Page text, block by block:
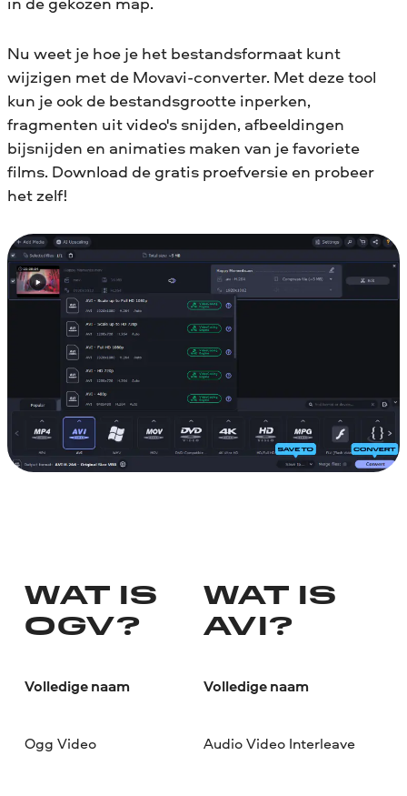
Nu weet je hoe je het bestandsformaat kunt
wijzigen met de Movavi-converter. Met deze tool
kun je ook de bestandsgrootte inperken,
fragmenten uit video's snijden, afbeeldingen
bijsnijden en animaties maken van je favoriete
films. Download de gratis proefversie en probeer
het zelf!
WAT IS
OGV?
Volledige naam
Ogg Video
WAT IS
AVI?
Volledige naam
Audio Video Interleave